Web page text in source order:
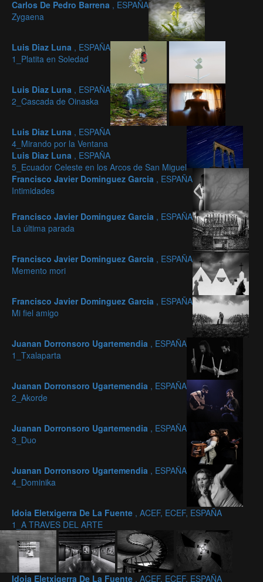
Carlos De Pedro Barrena , ESPAÑA
Zygaena
Luis Diaz Luna , ESPAÑA
1_Platita en Soledad
Luis Diaz Luna , ESPAÑA
2_Cascada de Oinaska
Luis Diaz Luna , ESPAÑA
4_Mirando por la Ventana
Luis Diaz Luna , ESPAÑA
5_Ecuador Celeste en los Arcos de San Miguel
Francisco Javier Dominguez Garcia , ESPAÑA
Intimidades
Francisco Javier Dominguez Garcia , ESPAÑA
La última parada
Francisco Javier Dominguez Garcia , ESPAÑA
Memento mori
Francisco Javier Dominguez Garcia , ESPAÑA
Mi fiel amigo
Juanan Dorronsoro Ugartemendia , ESPAÑA
1_Txalaparta
Juanan Dorronsoro Ugartemendia , ESPAÑA
2_Akorde
Juanan Dorronsoro Ugartemendia , ESPAÑA
3_Duo
Juanan Dorronsoro Ugartemendia , ESPAÑA
4_Dominika
Idoia Eletxigerra De La Fuente , ACEF, ECEF, ESPAÑA
1_A TRAVES DEL ARTE
Idoia Eletxigerra De La Fuente , ACEF, ECEF, ESPAÑA